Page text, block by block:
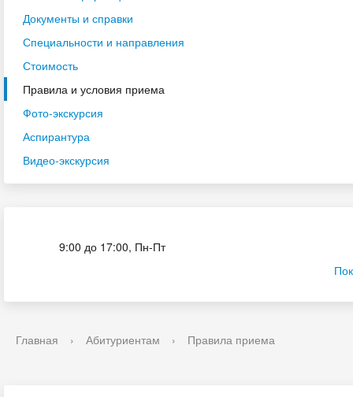
Документы и справки
Специальности и направления
Стоимость
Правила и условия приема
Фото-экскурсия
Аспирантура
Видео-экскурсия
9:00 до 17:00, Пн-Пт
Главная › Абитуриентам › Правила приема